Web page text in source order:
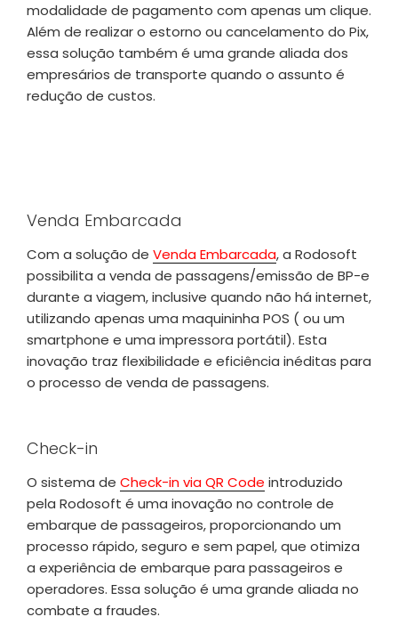
modalidade de pagamento com apenas um clique.
Além de realizar o estorno ou cancelamento do Pix,
essa solução também é uma grande aliada dos
empresários de transporte quando o assunto é
redução de custos.
Venda Embarcada
Com a solução de Venda Embarcada, a Rodosoft
possibilita a venda de passagens/emissão de BP-e
durante a viagem, inclusive quando não há internet,
utilizando apenas uma maquininha POS ( ou um
smartphone e uma impressora portátil). Esta
inovação traz flexibilidade e eficiência inéditas para
o processo de venda de passagens.
Check-in
O sistema de Check-in via QR Code introduzido
pela Rodosoft é uma inovação no controle de
embarque de passageiros, proporcionando um
processo rápido, seguro e sem papel, que otimiza
a experiência de embarque para passageiros e
operadores. Essa solução é uma grande aliada no
combate a fraudes.